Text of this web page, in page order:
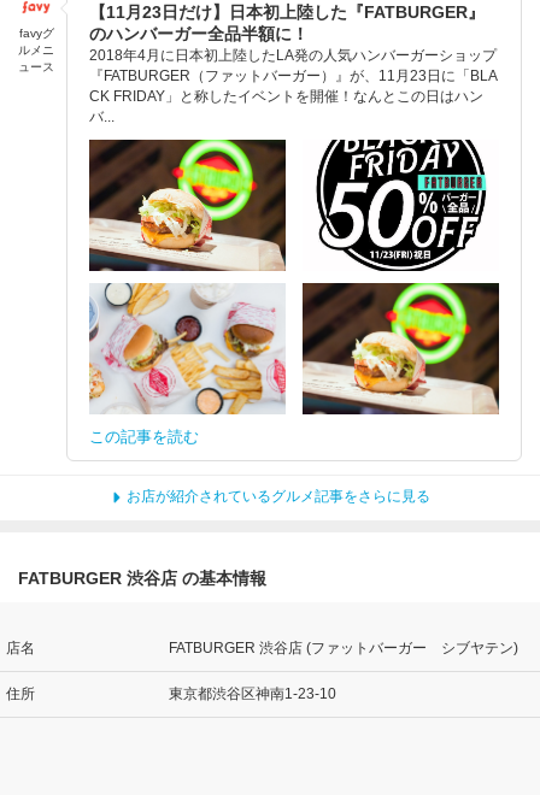
favyグ
ルメニ
ュース
【11月23日だけ】日本初上陸した『FATBURGER』
のハンバーガー全品半額に！
2018年4月に日本初上陸したLA発の人気ハンバーガーショップ
『FATBURGER（ファットバーガー）』が、11月23日に「BLA
CK FRIDAY」と称したイベントを開催！なんとこの日はハン
バ...
この記事を読む
お店が紹介されているグルメ記事をさらに見る
FATBURGER 渋谷店 の基本情報
店名 FATBURGER 渋谷店 (ファットバーガー シブヤテン)
住所 東京都渋谷区神南1-23-10